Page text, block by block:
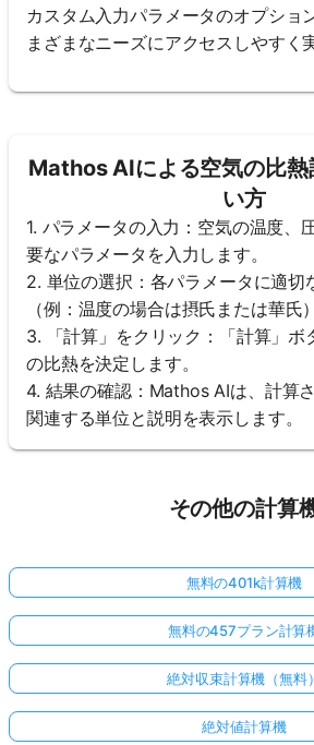
カスタム入力パラメータのオプショ
まざまなニーズにアクセスしやすく
Mathos AIによる空気の比熱
い方
1. パラメータの入力：空気の温度、
要なパラメータを入力します。
2. 単位の選択：各パラメータに適切
（例：温度の場合は摂氏または華氏）
3. 「計算」をクリック：「計算」ボ
の比熱を決定します。
4. 結果の確認：Mathos AIは、計算
関連する単位と説明を表示します。
その他の計算
無料の401k計算機
無料の457プラン計算
絶対収束計算機（無料）
絶対値計算機